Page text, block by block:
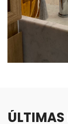
ÚLTIMAS